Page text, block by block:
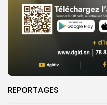
REPORTAGES